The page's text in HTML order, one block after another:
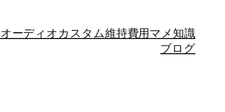
オーディオカスタム維持費用マメ知識
ブログ